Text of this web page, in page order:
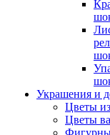
Украшения и
Цветы
Цветы